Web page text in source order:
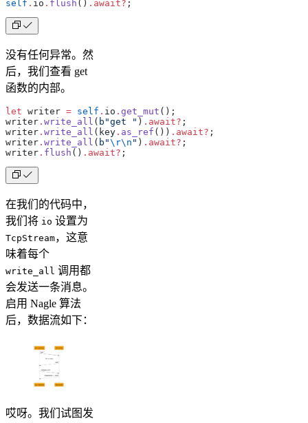
self . io . flush () .await? ;
没有任何异常。然
后，我们查看 get
函数的内部。
let writer = self . io . get_mut ();
writer . write_all ( b"get " ) .await? ;
writer . write_all (key . as_ref ()) .await? ;
writer . write_all ( b"\r\n " ) .await? ;
writer . flush () .await? ;
在我们的代码中，
我们将 io 设置为
TcpStream，这意
味着每个
write_all 调用都
会发送一条消息。
启用 Nagle 算法
后，数据流如下：
哎呀。我们试图发